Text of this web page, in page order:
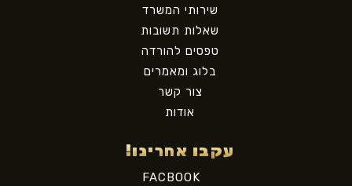
שירותי המשרד
שאלות תשובות
טפסים להורדה
בלוג ומאמרים
צור קשר
אודות
עקבו אחרינו!
FACBOOK